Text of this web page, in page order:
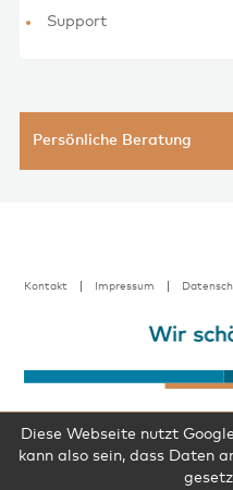
Diese Webseite nutzt
kann also sein, dass Daten
Support
Persönliche Beratung
Kontakt Impressum